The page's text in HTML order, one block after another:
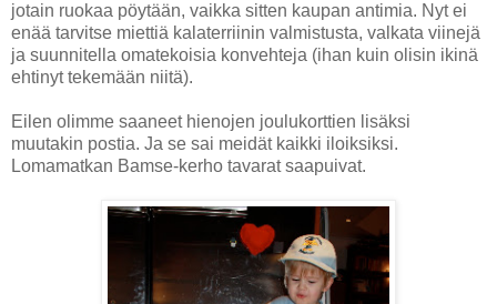
jotain ruokaa pöytään, vaikka sitten kaupan antimia. Nyt ei
enää tarvitse miettiä kalaterriinin valmistusta, valkata viinejä
ja suunnitella omatekoisia konvehteja (ihan kuin olisin ikinä
ehtinyt tekemään niitä).
Eilen olimme saaneet hienojen joulukorttien lisäksi
muutakin postia. Ja se sai meidät kaikki iloiksiksi.
Lomamatkan Bamse-kerho tavarat saapuivat.